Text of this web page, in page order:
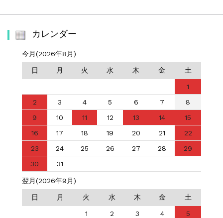
カレンダー
今月(2026年8月)
日 月 火 水 木 金 土
1
2
3 4 5 6 7
8
9
10 11 12 13 14
15
16
17 18 19 20 21
22
23
24 25 26 27 28
29
30
31
翌月(2026年9月)
日 月 火 水 木 金 土
1 2 3 4
5